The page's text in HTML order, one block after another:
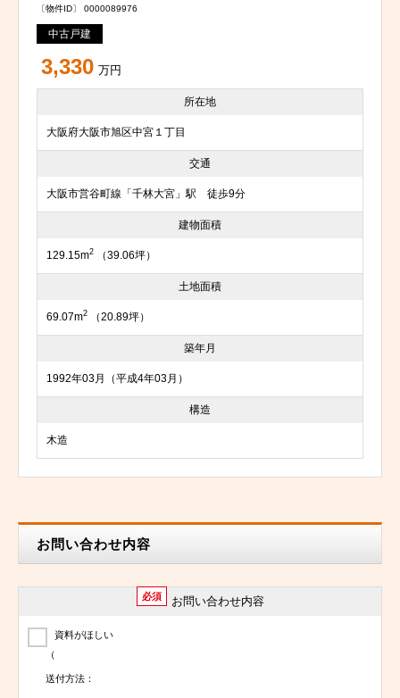
〔物件ID〕 0000089976
中古戸建
3,330 万円
所在地
大阪府大阪市旭区中宮１丁目
交通
大阪市営谷町線「千林大宮」駅 徒歩9分
建物面積
129.15m2 （39.06坪）
土地面積
69.07m2 （20.89坪）
築年月
1992年03月（平成4年03月）
構造
木造
お問い合わせ内容
必須 お問い合わせ内容
資料がほしい
（
送付方法：